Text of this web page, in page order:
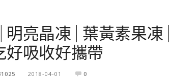
明亮晶凍 | 葉黃素果凍
好吸收好攜帶
2018-04-01 0